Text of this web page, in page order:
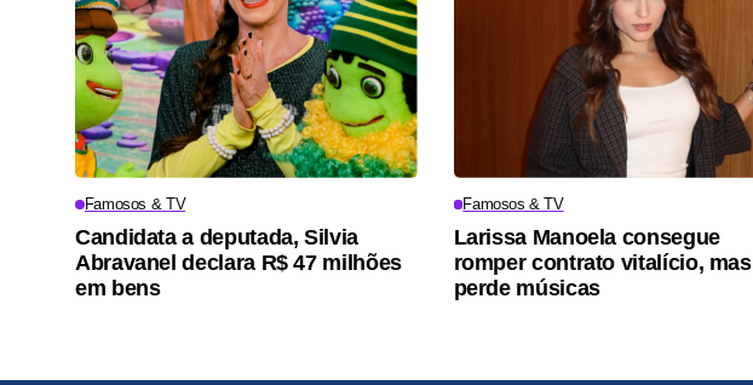
Famosos & TV
Candidata a deputada, Silvia
Abravanel declara R$ 47 milhões
em bens
Famosos & TV
Larissa Manoela consegue
romper contrato vitalício, mas
perde músicas